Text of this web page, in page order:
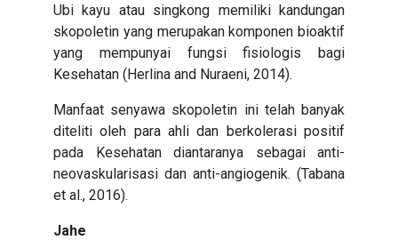
Ubi kayu atau singkong memiliki kandungan
skopoletin yang merupakan komponen bioaktif
yang mempunyai fungsi fisiologis bagi
Kesehatan (Herlina and Nuraeni, 2014).
Manfaat senyawa skopoletin ini telah banyak
diteliti oleh para ahli dan berkolerasi positif
pada Kesehatan diantaranya sebagai anti-
neovaskularisasi dan anti-angiogenik. (Tabana
et al., 2016).
Jahe